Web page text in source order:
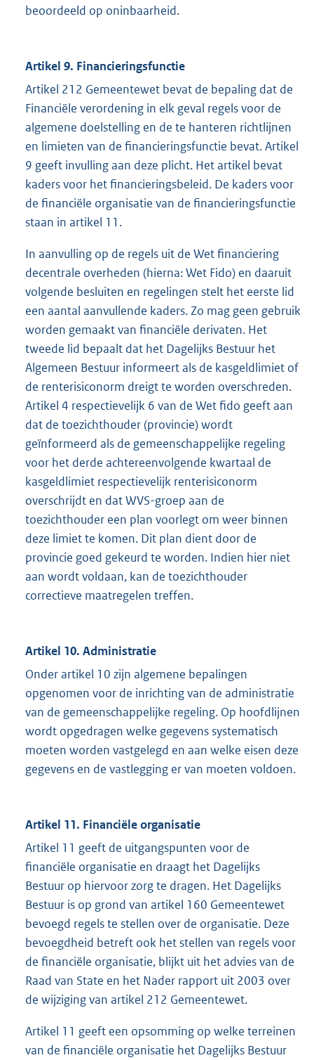
beoordeeld op oninbaarheid.
Artikel 9. Financieringsfunctie
Artikel 212 Gemeentewet bevat de bepaling dat de
Financiële verordening in elk geval regels voor de
algemene doelstelling en de te hanteren richtlijnen
en limieten van de financieringsfunctie bevat. Artikel
9 geeft invulling aan deze plicht. Het artikel bevat
kaders voor het financieringsbeleid. De kaders voor
de financiële organisatie van de financieringsfunctie
staan in artikel 11.
In aanvulling op de regels uit de Wet financiering
decentrale overheden (hierna: Wet Fido) en daaruit
volgende besluiten en regelingen stelt het eerste lid
een aantal aanvullende kaders. Zo mag geen gebruik
worden gemaakt van financiële derivaten. Het
tweede lid bepaalt dat het Dagelijks Bestuur het
Algemeen Bestuur informeert als de kasgeldlimiet of
de renterisiconorm dreigt te worden overschreden.
Artikel 4 respectievelijk 6 van de Wet fido geeft aan
dat de toezichthouder (provincie) wordt
geïnformeerd als de gemeenschappelijke regeling
voor het derde achtereenvolgende kwartaal de
kasgeldlimiet respectievelijk renterisiconorm
overschrijdt en dat WVS-groep aan de
toezichthouder een plan voorlegt om weer binnen
deze limiet te komen. Dit plan dient door de
provincie goed gekeurd te worden. Indien hier niet
aan wordt voldaan, kan de toezichthouder
correctieve maatregelen treffen.
Artikel 10. Administratie
Onder artikel 10 zijn algemene bepalingen
opgenomen voor de inrichting van de administratie
van de gemeenschappelijke regeling. Op hoofdlijnen
wordt opgedragen welke gegevens systematisch
moeten worden vastgelegd en aan welke eisen deze
gegevens en de vastlegging er van moeten voldoen.
Artikel 11. Financiële organisatie
Artikel 11 geeft de uitgangspunten voor de
financiële organisatie en draagt het Dagelijks
Bestuur op hiervoor zorg te dragen. Het Dagelijks
Bestuur is op grond van artikel 160 Gemeentewet
bevoegd regels te stellen over de organisatie. Deze
bevoegdheid betreft ook het stellen van regels voor
de financiële organisatie, blijkt uit het advies van de
Raad van State en het Nader rapport uit 2003 over
de wijziging van artikel 212 Gemeentewet.
Artikel 11 geeft een opsomming op welke terreinen
van de financiële organisatie het Dagelijks Bestuur